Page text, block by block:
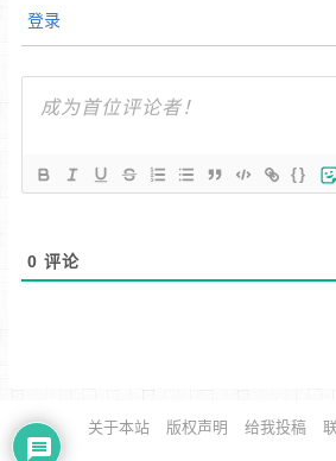
登录
{}
0 评论
关于本站 版权声明 给我投稿